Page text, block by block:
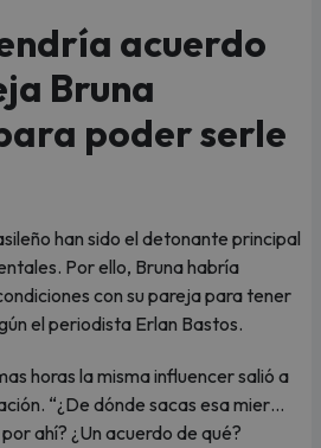
acuerdo
Bruna
poder serle
han sido el detonante principal
Por ello, Bruna habría
con su pareja para tener
el periodista Erlan Bastos.
horas la misma influencer salió a
“¿De dónde sacas esa mier…
ahí? ¿Un acuerdo de qué?